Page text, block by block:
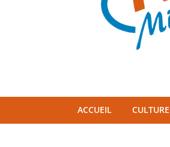
TVM
ACCUEIL CULTURE